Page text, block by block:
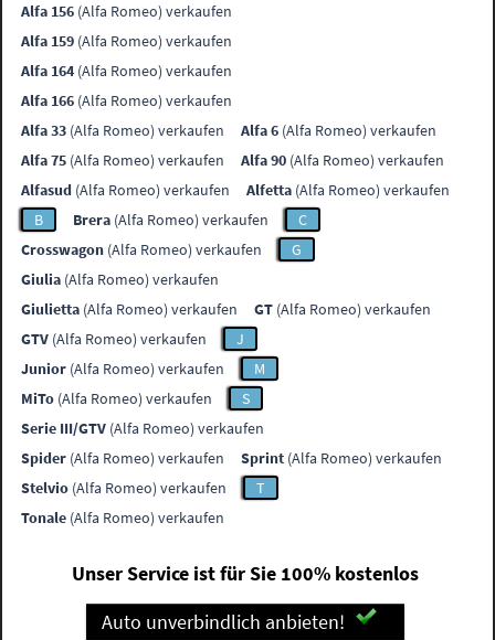
Alfa 156 (Alfa Romeo) verkaufen
Alfa 159 (Alfa Romeo) verkaufen
Alfa 164 (Alfa Romeo) verkaufen
Alfa 166 (Alfa Romeo) verkaufen
Alfa 33 (Alfa Romeo) verkaufen Alfa 6 (Alfa Romeo) verkaufen
Alfa 75 (Alfa Romeo) verkaufen Alfa 90 (Alfa Romeo) verkaufen
Alfasud (Alfa Romeo) verkaufen Alfetta (Alfa Romeo) verkaufen
B
Brera (Alfa Romeo) verkaufen
C
Crosswagon (Alfa Romeo) verkaufen
G
Giulia (Alfa Romeo) verkaufen
Giulietta (Alfa Romeo) verkaufen GT (Alfa Romeo) verkaufen
GTV (Alfa Romeo) verkaufen
J
Junior (Alfa Romeo) verkaufen
M
MiTo (Alfa Romeo) verkaufen
S
Serie III/GTV (Alfa Romeo) verkaufen
Spider (Alfa Romeo) verkaufen Sprint (Alfa Romeo) verkaufen
Stelvio (Alfa Romeo) verkaufen
T
Tonale (Alfa Romeo) verkaufen
Unser Service ist für Sie 100% kostenlos
Auto unverbindlich anbieten!